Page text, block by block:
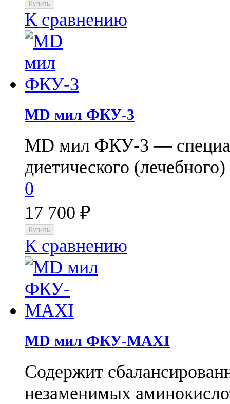
К сравнению
МD мил ФКУ-3
МD мил ФКУ-3 —
диетического
0
17 700 ₽
К сравнению
МD мил ФКУ-MAXI
Содержит
незаменимых